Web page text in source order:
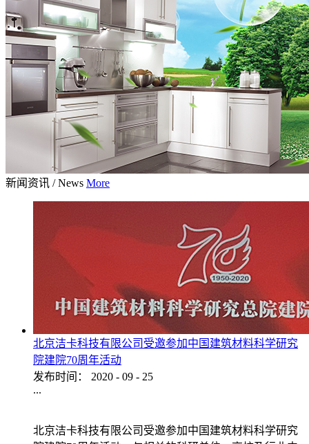
新闻资讯 / News More
北京洁卡科技有限公司受邀参加中国建筑材料科学研究
院建院70周年活动
发布时间：
2020 - 09 - 25
...
北京洁卡科技有限公司受邀参加中国建筑材料科学研究